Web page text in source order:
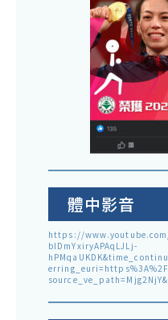
體中影音
https://
blDmYxiryAPAqLJLj-